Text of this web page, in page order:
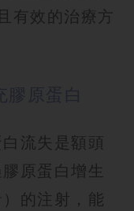
有效的治療方
流失是額頭
原蛋白增生
的注射，能